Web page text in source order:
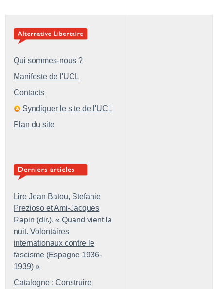
Qui sommes-nous ?
Manifeste de l'UCL
Contacts
Syndiquer le site de l'UCL
Plan du site
Lire Jean Batou, Stefanie
Prezioso et Ami-Jacques
Rapin (dir.), « Quand vient la
nuit. Volontaires
internationaux contre le
fascisme (Espagne 1936-
1939) »
Catalogne : Construire